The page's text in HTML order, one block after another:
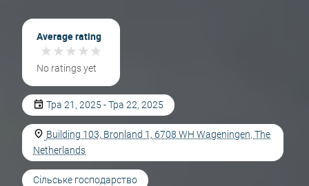
Average rating
★★★★★
★★★★★
No ratings yet
Тра 21, 2025 - Тра 22, 2025
Building 103, Bronland 1, 6708 WH Wageningen, The
Netherlands
Сільське господарство